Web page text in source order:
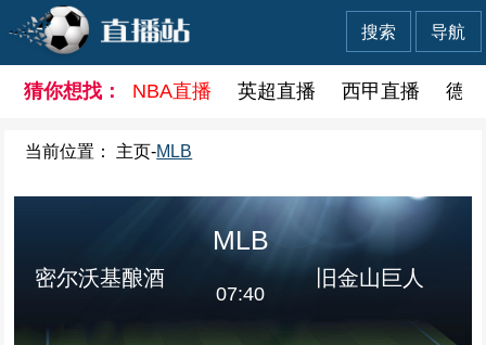
导航
搜索
猜你想找： NBA直播 英超直播 西甲直播 德
当前位置： 主页-MLB
密尔沃基酿酒
MLB
07:40
旧金山巨人